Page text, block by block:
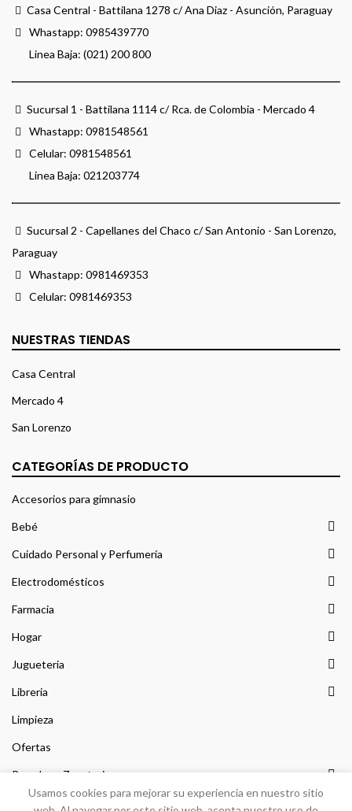
Casa Central - Battilana 1278 c/ Ana Diaz - Asunción, Paraguay
Whastapp: 0985439770
Linea Baja: (021) 200 800
Sucursal 1 - Battilana 1114 c/ Rca. de Colombia - Mercado 4
Whastapp: 0981548561
Celular: 0981548561
Linea Baja: 021203774
Sucursal 2 - Capellanes del Chaco c/ San Antonio - San Lorenzo,
Paraguay
Whastapp: 0981469353
Celular: 0981469353
NUESTRAS TIENDAS
Casa Central
Mercado 4
San Lorenzo
CATEGORÍAS DE PRODUCTO
Accesorios para gimnasio
Bebé
Cuidado Personal y Perfumería
Electrodomésticos
Farmacia
Hogar
Jugueteria
Libreria
Limpieza
Ofertas
Prendas y Zapateria
Usamos cookies para mejorar su experiencia en nuestro sitio